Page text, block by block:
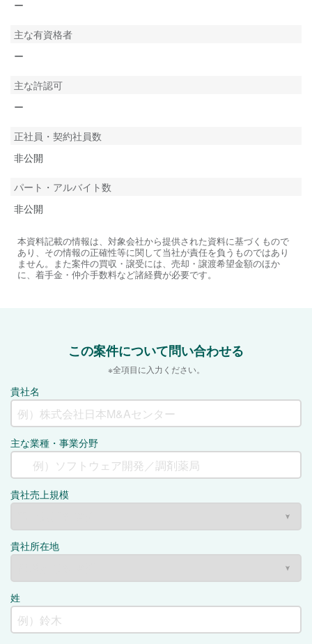
ー
主な有資格者
ー
主な許認可
ー
正社員・契約社員数
非公開
パート・アルバイト数
非公開
本資料記載の情報は、対象会社から提供された資料に基づくもので
あり、その情報の正確性等に関して当社が責任を負うものではあり
ません。また案件の買収・譲受には、売却・譲渡希望金額のほか
に、着手金・仲介手数料など諸経費が必要です。